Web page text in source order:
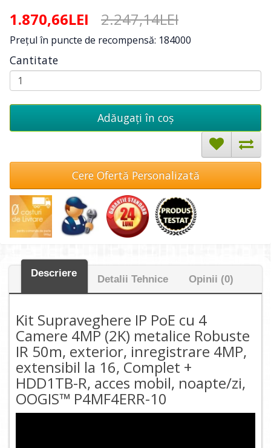
1.870,66LEI 2.247,14LEI
Preţul în puncte de recompensă: 184000
Cantitate
Adăugați în coş
Cere Ofertă Personalizată
Descriere
Detalii Tehnice Opinii (0)
Kit Supraveghere IP PoE cu 4
Camere 4MP (2K) metalice Robuste
IR 50m, exterior, inregistrare 4MP,
extensibil la 16, Complet +
HDD1TB-R, acces mobil, noapte/zi,
OOGIS™ P4MF4ERR-10